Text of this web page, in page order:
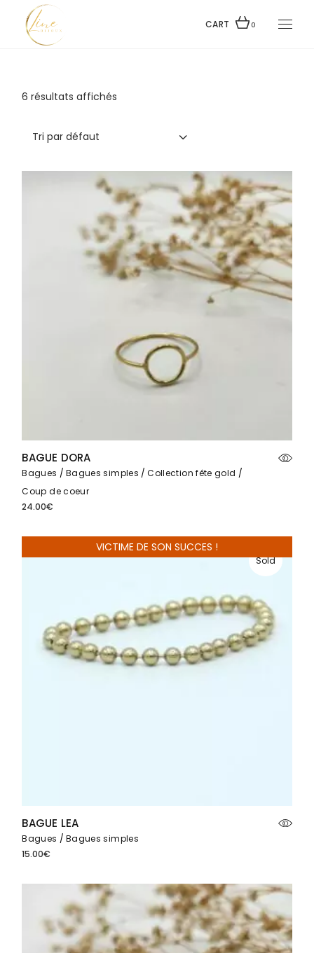
content
CART 0
6 résultats affichés
Tri par défaut
BAGUE DORA
Bagues Bagues simples
Collection fête gold
Coup de coeur
24.00€
VICTIME DE SON SUCCES !
Sold
BAGUE LEA
Bagues
Bagues simples
15.00€